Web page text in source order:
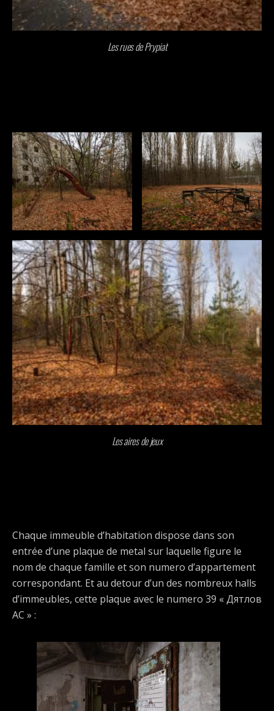
Les rues de Prypiat
Les aires de jeux
Chaque immeuble d’habitation dispose dans son
entrée d’une plaque de metal sur laquelle figure le
nom de chaque famille et son numero d’appartement
correspondant. Et au detour d’un des nombreux halls
d’immeubles, cette plaque avec le numero 39 « Дятлов
АС » :